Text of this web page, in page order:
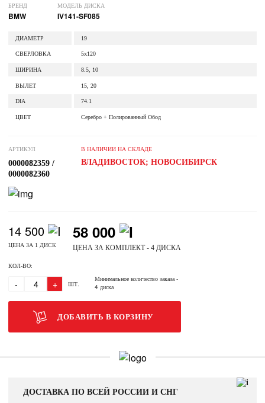
БРЕНД
BMW
МОДЕЛЬ ДИСКА
IV141-SF085
ДИАМЕТР 19
СВЕРЛОВКА 5x120
ШИРИНА 8.5, 10
ВЫЛЕТ 15, 20
DIA 74.1
ЦВЕТ Серебро + Полированный Обод
АРТИКУЛ
0000082359 /
0000082360
В НАЛИЧИИ НА СКЛАДЕ
ВЛАДИВОСТОК; НОВОСИБИРСК
14 500
ЦЕНА ЗА 1 ДИСК
58 000
ЦЕНА ЗА КОМПЛЕКТ - 4 ДИСКА
КОЛ-ВО:
- + ШТ.
Минимальное количество заказа-
4 диска
ДОБАВИТЬ В КОРЗИНУ
ДОСТАВКА ПО ВСЕЙ РОССИИ И СНГ